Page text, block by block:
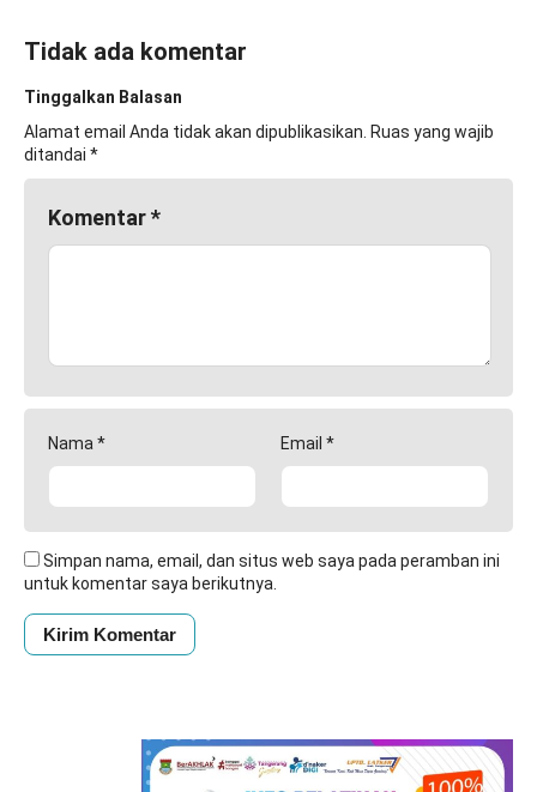
Tidak ada komentar
Tinggalkan Balasan
Alamat email Anda tidak akan dipublikasikan. Ruas yang wajib
ditandai *
Komentar*
Nama * Email *
Simpan nama, email, dan situs web saya pada peramban ini
untuk komentar saya berikutnya.